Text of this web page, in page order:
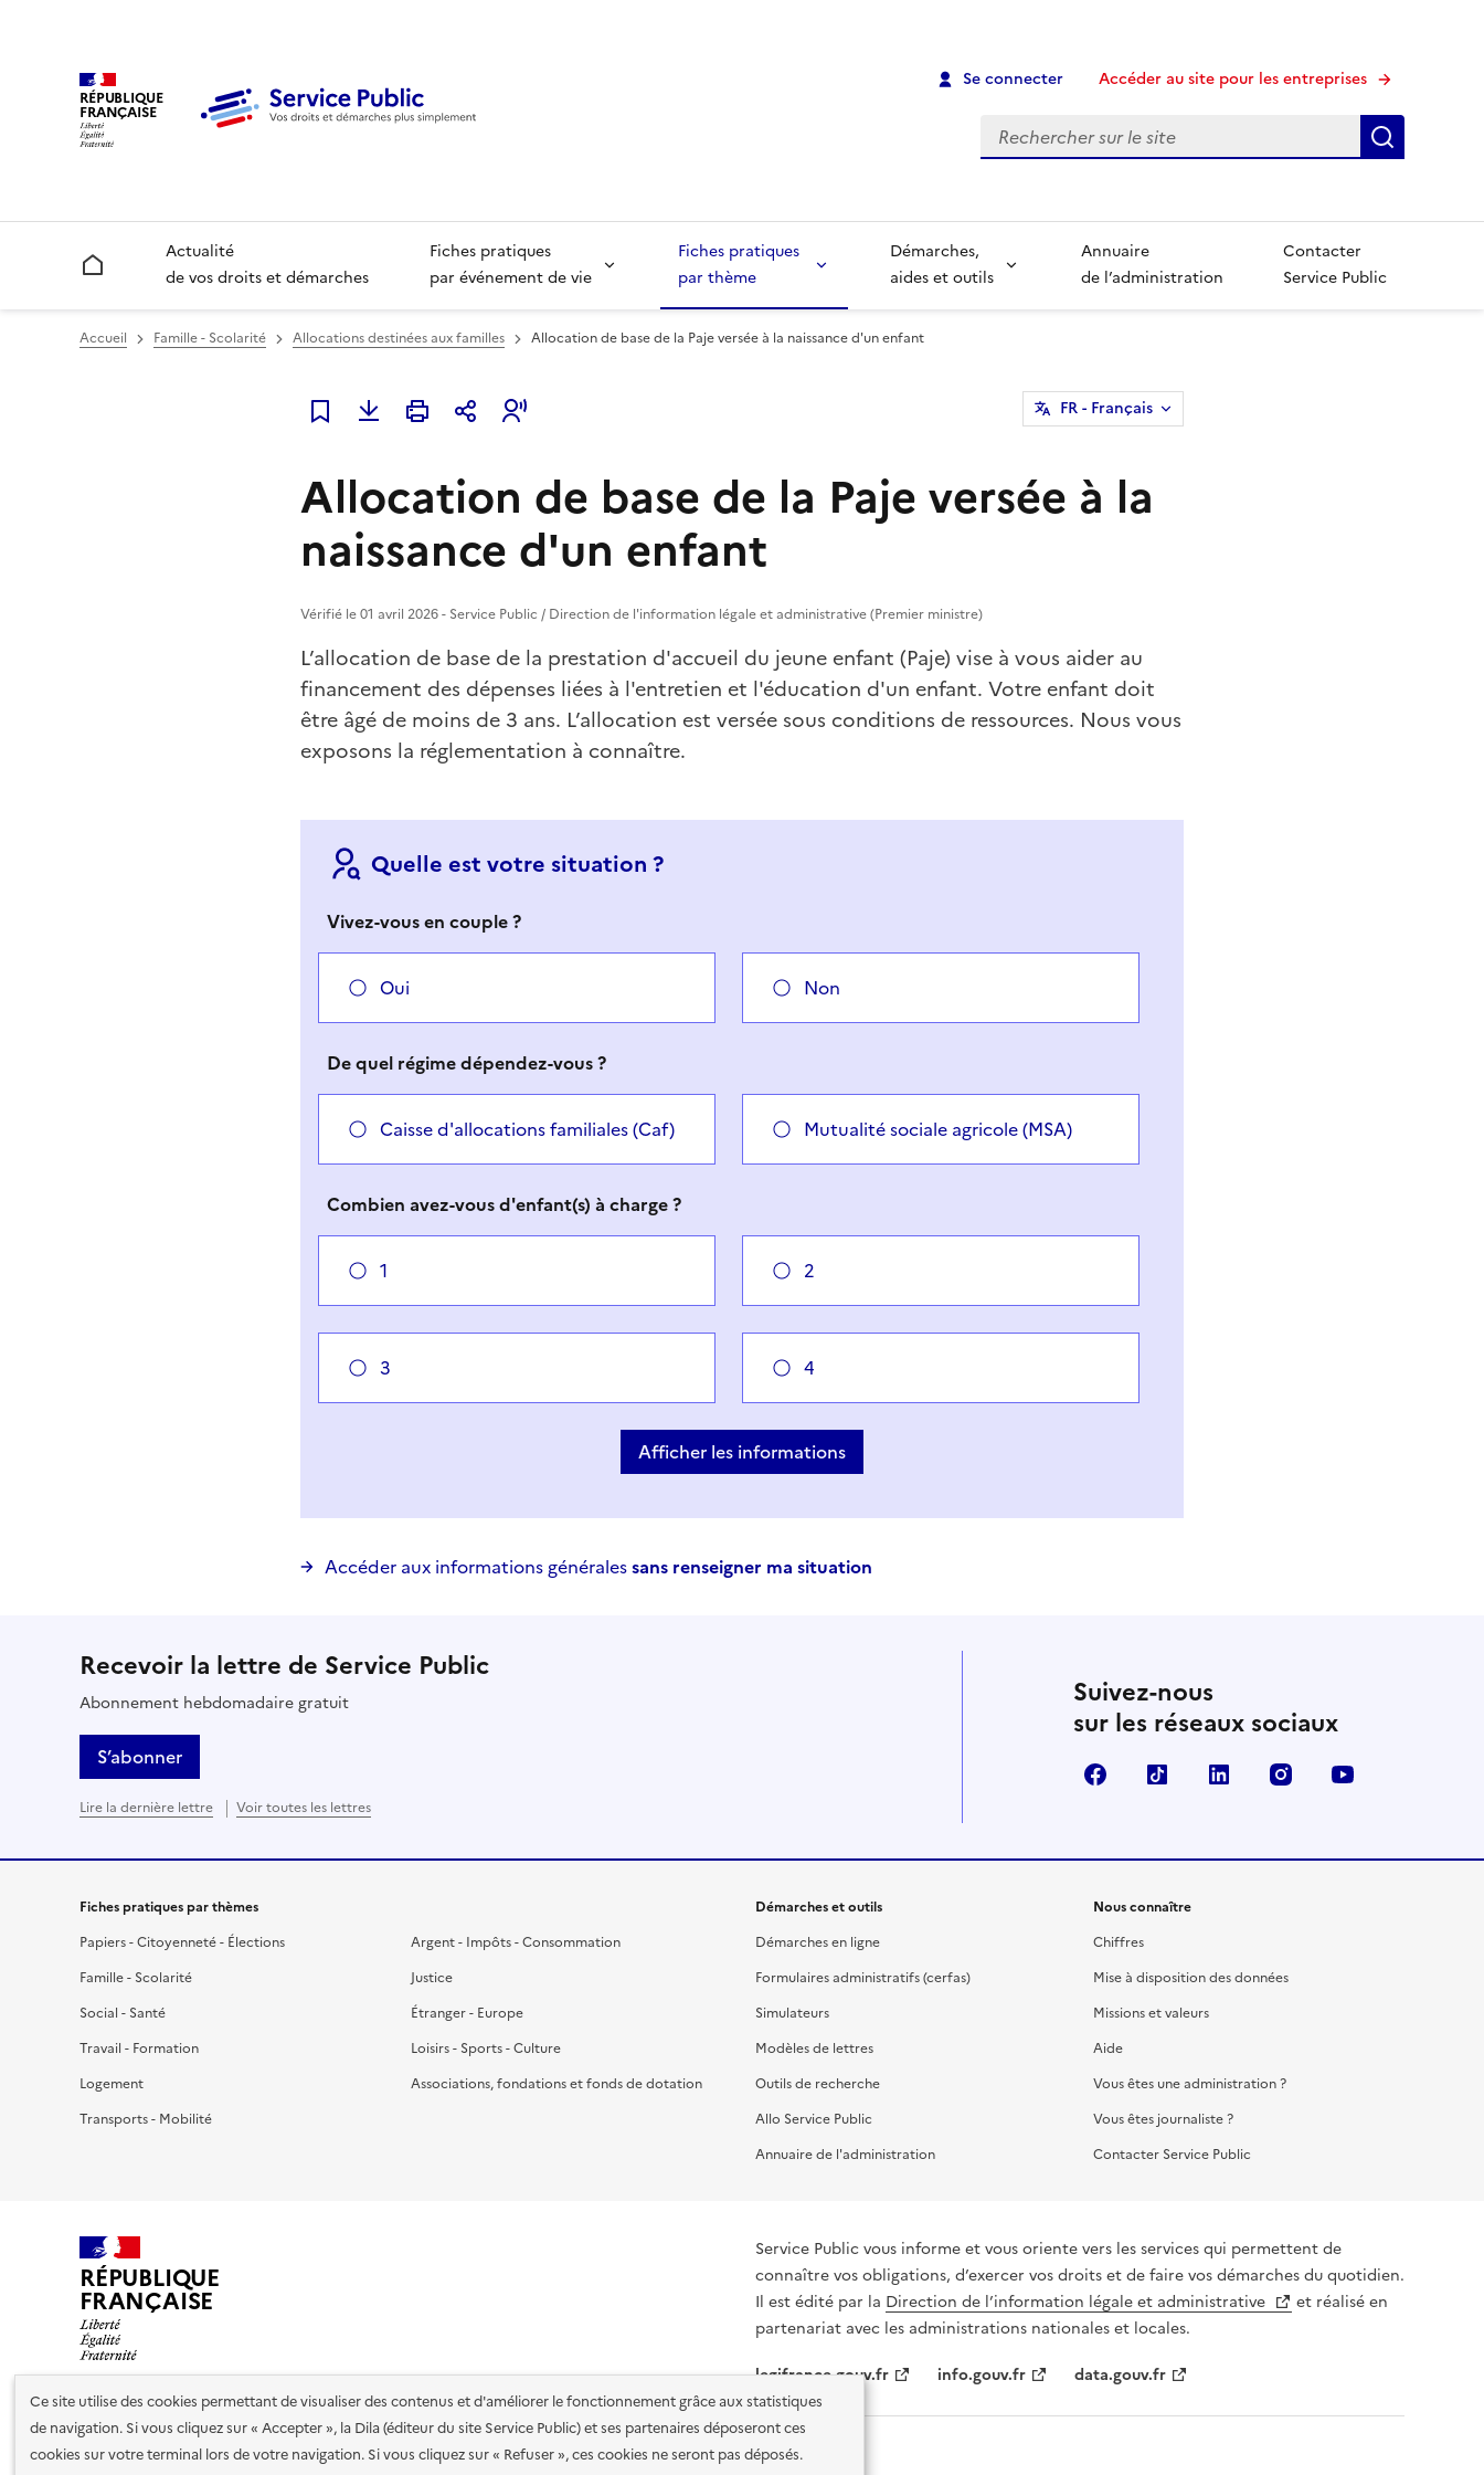
Ce site utilise des cookies permettant de visualiser des contenus et d'améliorer le fonctionnement grâce aux statistiques
de navigation. Si vous cliquez sur « Accepter », la Dila (éditeur du site Service Public) et ses partenaires déposeront ces
cookies sur votre terminal lors de votre navigation. Si vous cliquez sur « Refuser », ces cookies ne seront pas déposés.
RÉPUBLIQUE
FRANÇAISE
Se connecter Accéder au site pour les entreprises
Recherche
Accueil
Actualité
de vos droits et démarches
Fiches pratiques
par événement de vie
Fiches pratiques
par thème
Démarches,
aides et outils
Annuaire
de l’administration
Contacter
Service Public
Accueil Famille - Scolarité Allocations destinées aux familles Allocation de base de la Paje versée à la naissance d'un enfant
Ajouter à mes favoris
FR- Français
Allocation de base de la Paje versée à la
naissance d'un enfant
Vérifié le 01 avril 2026 - Service Public / Direction de l'information légale et administrative (Premier ministre)
L’allocation de base de la prestation d'accueil du jeune enfant (Paje) vise à vous aider au
financement des dépenses liées à l'entretien et l'éducation d'un enfant. Votre enfant doit
être âgé de moins de 3 ans. L’allocation est versée sous conditions de ressources. Nous vous
exposons la réglementation à connaître.
Quelle est votre situation ?
Vivez-vous en couple ?
Oui Non
De quel régime dépendez-vous ?
Caisse d'allocations familiales (Caf) Mutualité sociale agricole (MSA)
Combien avez-vous d'enfant(s) à charge ?
1 2
3 4
Afficher les informations
Accéder aux informations généralessans renseigner ma situation
Recevoir la lettre de Service Public
Abonnement hebdomadaire gratuit
S’abonner
Lire la dernière lettre Voir toutes les lettres
Suivez-nous
sur les réseaux sociaux
FacebookTikTok LinkedIn Instagram
Fiches pratiques par thèmes
Papiers - Citoyenneté - Élections
Famille - Scolarité
Social - Santé
Travail - Formation
Logement
Transports - Mobilité
Argent - Impôts - Consommation
Justice
Étranger - Europe
Loisirs - Sports - Culture
Associations, fondations et fonds de dotation
Démarches et outils
Démarches en ligne
Formulaires administratifs (cerfas)
Simulateurs
Modèles de lettres
Outils de recherche
Allo Service Public
Annuaire de l'administration
Nous connaître
Chiffres
Mise à disposition des données
Missions et valeurs
Aide
Vous êtes une administration ?
Vous êtes journaliste ?
Contacter Service Public
RÉPUBLIQUE
FRANÇAISE
Service Public vous informe et vous oriente vers les services qui permettent de
connaître vos obligations, d’exercer vos droits et de faire vos démarches du quotidien.
Il est édité par la Direction de l’information légale et administrative
et réalisé en
partenariat avec les administrations nationales et locales.
legifrance.gouv.fr
info.gouv.fr data.gouv.fr
Nos partenaires